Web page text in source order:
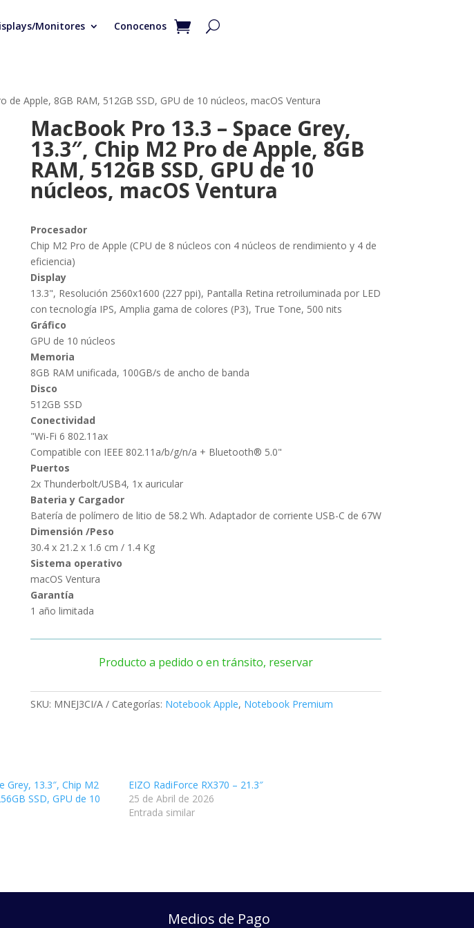
Monitores Conocenos
Apple, 8GB RAM, 512GB SSD, GPU de 10 núcleos, macOS Ventura
MacBook Pro 13.3 – Space Grey,
13.3″, Chip M2 Pro de Apple, 8GB
RAM, 512GB SSD, GPU de 10
núcleos, macOS Ventura
Procesador
Chip M2 Pro de Apple (CPU de 8 núcleos con 4 núcleos de rendimiento y 4 de
eficiencia)
Display
13.3", Resolución 2560x1600 (227 ppi), Pantalla Retina retroiluminada por LED
con tecnología IPS, Amplia gama de colores (P3), True Tone, 500 nits
Gráfico
GPU de 10 núcleos
Memoria
8GB RAM unificada, 100GB/s de ancho de banda
Disco
512GB SSD
Conectividad
"Wi-Fi 6 802.11ax
Compatible con IEEE 802.11a/b/g/n/a + Bluetooth® 5.0"
Puertos
2x Thunderbolt/USB4, 1x auricular
Bateria y Cargador
Batería de polímero de litio de 58.2 Wh. Adaptador de corriente USB-C de 67W
Dimensión /Peso
30.4 x 21.2 x 1.6 cm / 1.4 Kg
Sistema operativo
macOS Ventura
Garantía
1 año limitada
Producto a pedido o en tránsito, reservar
SKU: MNEJ3CI/A Categorías: Notebook Apple, Notebook Premium
Grey, 13.3″, Chip M2
SSD, GPU de 10
EIZO RadiForce RX370 – 21.3″
25 de Abril de 2026
Entrada similar
Medios de Pago